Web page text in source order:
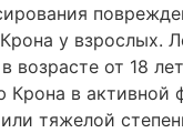
у взрослых.
возрасте от 18
Крона в активной
тяжелой